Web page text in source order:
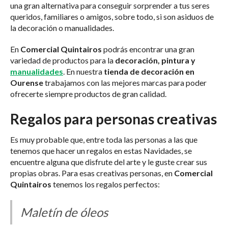
una gran alternativa para conseguir sorprender a tus seres
queridos, familiares o amigos, sobre todo, si son asiduos de
la decoración o manualidades.
En Comercial Quintairos podrás encontrar una gran
variedad de productos para la decoración, pintura y
manualidades. En nuestra tienda de decoración en
Ourensetrabajamos con las mejores marcas para poder
ofrecerte siempre productos de gran calidad.
Regalos para personas creativas
Es muy probable que, entre toda las personas a las que
tenemos que hacer un regalos en estas Navidades, se
encuentre alguna que disfrute del arte y le guste crear sus
propias obras. Para esas creativas personas, en Comercial
Quintairos tenemos los regalos perfectos:
Maletín de óleos